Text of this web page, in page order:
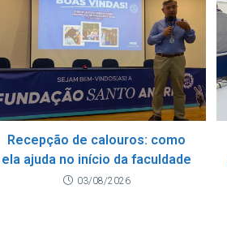
Recepção de calouros: como
ela ajuda no início da faculdade
03/08/2026